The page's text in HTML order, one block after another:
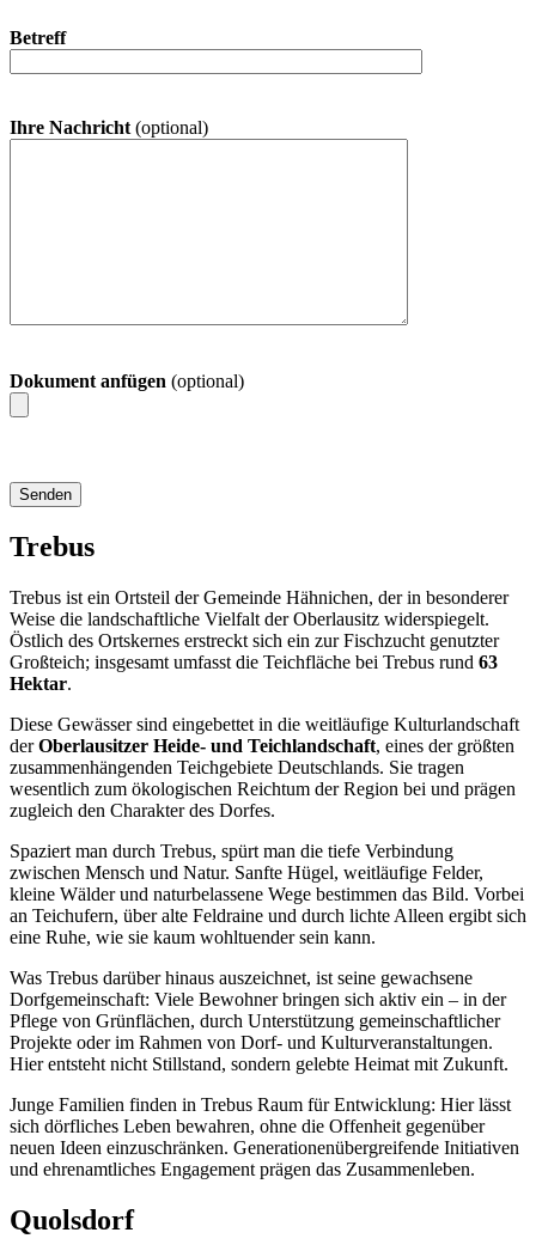
Betreff
Ihre Nachricht (optional)
Dokument anfügen (optional)
Trebus
Trebus ist ein Ortsteil der Gemeinde Hähnichen, der in besonderer
Weise die landschaftliche Vielfalt der Oberlausitz widerspiegelt.
Östlich des Ortskernes erstreckt sich ein zur Fischzucht genutzter
Großteich; insgesamt umfasst die Teichfläche bei Trebus rund 63
Hektar.
Diese Gewässer sind eingebettet in die weitläufige Kulturlandschaft
derOberlausitzer Heide- und Teichlandschaft, eines der größten
zusammenhängenden Teichgebiete Deutschlands. Sie tragen
wesentlich zum ökologischen Reichtum der Region bei und prägen
zugleich den Charakter des Dorfes.
Spaziert man durch Trebus, spürt man die tiefe Verbindung
zwischen Mensch und Natur. Sanfte Hügel, weitläufige Felder,
kleine Wälder und naturbelassene Wege bestimmen das Bild. Vorbei
an Teichufern, über alte Feldraine und durch lichte Alleen ergibt sich
eine Ruhe, wie sie kaum wohltuender sein kann.
Was Trebus darüber hinaus auszeichnet, ist seine gewachsene
Dorfgemeinschaft: Viele Bewohner bringen sich aktiv ein – in der
Pflege von Grünflächen, durch Unterstützung gemeinschaftlicher
Projekte oder im Rahmen von Dorf- und Kulturveranstaltungen.
Hier entsteht nicht Stillstand, sondern gelebte Heimat mit Zukunft.
Junge Familien finden in Trebus Raum für Entwicklung: Hier lässt
sich dörfliches Leben bewahren, ohne die Offenheit gegenüber
neuen Ideen einzuschränken. Generationenübergreifende Initiativen
und ehrenamtliches Engagement prägen das Zusammenleben.
Quolsdorf